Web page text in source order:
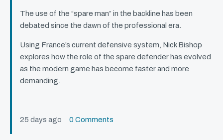
The use of the “spare man” in the backline has been
debated since the dawn of the professional era.
Using France’s current defensive system, Nick Bishop
explores how the role of the spare defender has evolved
as the modern game has become faster and more
demanding.
25 days ago 0 Comments